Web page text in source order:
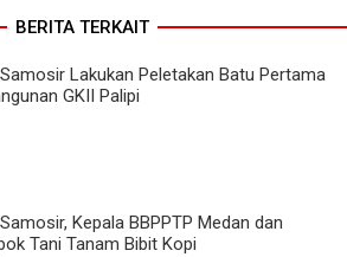
BERITA TERKAIT
Lakukan Peletakan Batu Pertama
GKII Palipi
Kepala BBPPTP Medan dan
Tani Tanam Bibit Kopi